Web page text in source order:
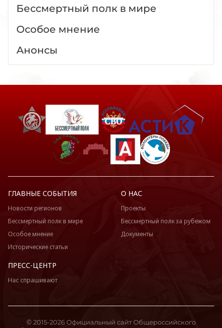
Бессмертный полк в мире
Особое мнение
Анонсы
ГЛАВНЫЕ СОБЫТИЯ
Новости регионов
Бессмертный полк в мире
Особое мнение
Исторические статьи
О НАС
Проекты
Бессмертный полк за рубежом
Документы
ПРЕСС-ЦЕНТР
Нас спрашивают
© 2015-2026 Официальный сайт Общероссийского